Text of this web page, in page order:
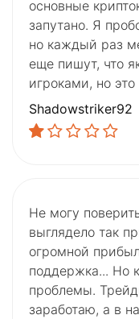
основные
запутано. Я
но каждый раз
еще пишут, что
игроками, но
Shadowstriker92
Не могу
выглядело так
огромной
поддержка... Но
проблемы.
заработаю, а в